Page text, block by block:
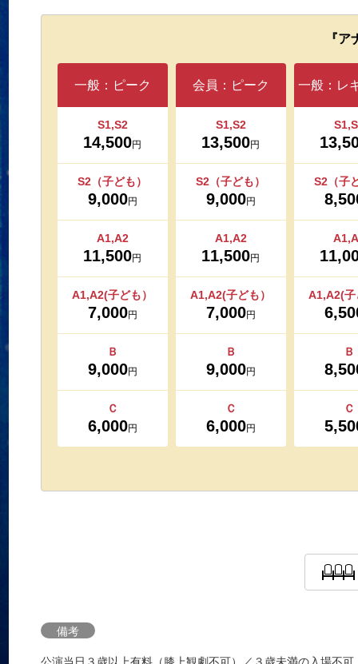
『
一般：ピーク 会員：ピーク 一般：レ
S1,S2
14,500円
S1,S2
13,500円
S2（子ども）
9,000円
S2（子ども）
9,000円
S2（子
A1,A2
11,500円
A1,A2
11,500円
A1,A2(子ども）
7,000円
A1,A2(子ども）
7,000円
A1,A2(子
Ｂ
9,000円
Ｂ
9,000円
Ｂ
Ｃ
6,000円
Ｃ
6,000円
Ｃ
備考